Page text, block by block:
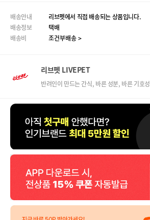
배송안내
리브펫에서 직접 배송되는 상품입니다.
배송정보
택배
배송비
조건부배송 >
리브펫 LIVEPET
반려인이 만드는 간식, 바른 성분, 바른 기호성